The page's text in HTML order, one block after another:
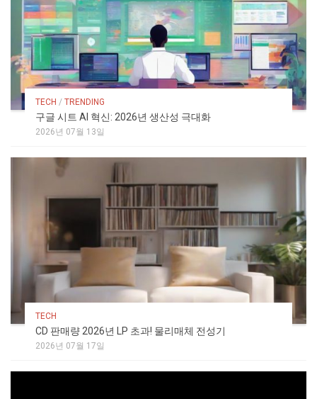
TECH / TRENDING
구글 시트 AI 혁신: 2026년 생산성 극대화
2026년 07월 13일
TECH
CD 판매량 2026년 LP 초과! 물리매체 전성기
2026년 07월 17일